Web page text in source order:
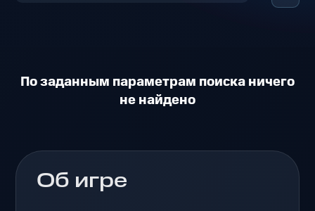
По заданным параметрам поиска ничего
не найдено
Об игре